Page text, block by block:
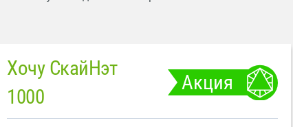
Хочу СкайНэт
1000
Акция